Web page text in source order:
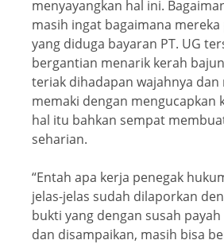
menyayangkan hal ini.
masih ingat bagaimana
yang diduga bayaran PT. UG
bergantian menarik kerah
teriak dihadapan wajahnya dan
memaki dengan mengucapkan
hal itu bahkan sempat
seharian.
“Entah apa kerja penegak
jelas-jelas sudah dilaporkan
bukti yang dengan susah
dan disampaikan, masih bisa